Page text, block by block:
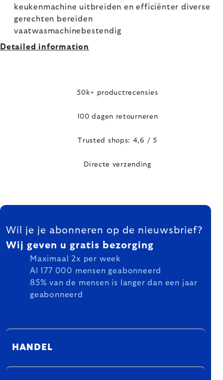
keukenmachine uitbreiden en efficiënter diverse
gerechten bereiden
vaatwasmachinebestendig
Detailed information
50k+ productrecensies
100 dagen retourneren
Trusted shops: 4,6 / 5
Directe verzending
FOOTER
Wil je je abonneren op de nieuwsbrief?
Wij geven u gratis bezorging
Maximaal 2x per week
Al 177 000 mensen geabonneerd
85% van de mensen is langer dan een jaar
geabonneerd
HANDEL